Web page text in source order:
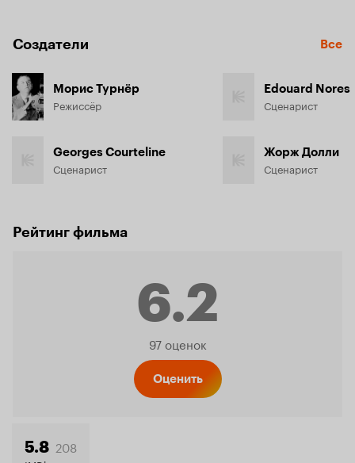
Создатели Все
Морис Турнёр
Режиссёр
Georges Courteline
Сценарист
Edouard Nores
Сценарист
Жорж Долли
Сценарист
Рейтинг фильма
6.2
Рейтинг
97 оценок
Оценить
5.8 208